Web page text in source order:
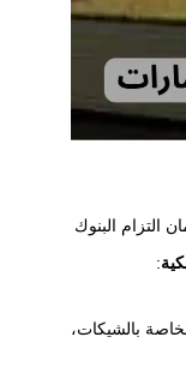
التزام البنوك
:
بالشيكات،